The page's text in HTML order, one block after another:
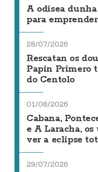
A odisea
para
28/07/2026
Rescatan os
Papin Primero
do Centolo
01/08/2026
Cabana,
e A Laracha,
ver a eclipse
29/07/2026